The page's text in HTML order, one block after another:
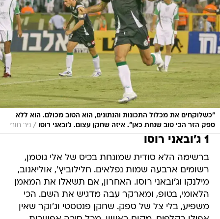
"כשלוקחים את מכלול התכונות והנתונים, הוא הטוב מכולם. הוא ללא
ספק הזר הכי טוב שנחת כאן". איזה שחקן עצום. ג'ובאני רוסו
/ ניר חורי
1 ג'ובאני רוסו
ברשימה הלא סודית שמונחת בכיס של אלי גוטמן,
רשומים ארבעה שמות נפלאים. חלילוביץ', אוליאנוב,
מילנקו וג'ובאני רוסו. האחרון, אם תשאלו את המאמן
הלאומי, בטופ, ומארקר עבה מדגיש את השם. הכי
משפיע, בלי צל של ספק. שחקן פנטסטי וג'וקר שאין